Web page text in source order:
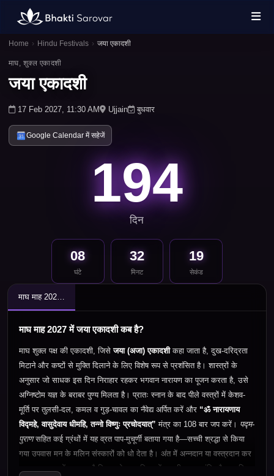
Home › Hindu Festivals › जया एकादशी
माघ, शुक्ल एकादशी
जया एकादशी
17 Feb 2027, 11:30 AM Ujjain बुधवार
Google Calendar में सहेजें
194
दिन
08
घंटे
32
मिनट
19
सेकंड
माघ माह 2027 में जया एकादशी कब है?
माघ माह 2027 में जया एकादशी कब है?
माघ शुक्ल पक्ष की एकादशी ,जिसे जया (अजा) एकादशी कहा जाता है,दुख-दरिद्रता
मिटाने और कष्टों से मुक्ति दिलाने के लिए विशेष रूप से प्रशंसित है। शास्त्रों के
अनुसार जो साधक इस दिन निराहार रहकर भगवान नारायण का पूजन करता है,उसे
अग्निष्टोम यज्ञ के बराबर पुण्य मिलता है। प्रातः स्नान के बाद पीले वस्त्रों में केशव-
मूर्ति पर तुलसी-दल ,कमल व गुड़-चावल का नैवेद्य अर्पित करें और “ॐ नारायणाय
विद्महे,वासुदेवाय धीमहि,तन्नो विष्णुः प्रचोदयात्” मंत्र का 108बार जप करें। पद्म-
पुराण सहित कई ग्रंथों में यह व्रत पाप-मुचूर्णी बताया गया है—सच्ची श्रद्धा से किया
गया उपवास मन के मलिन संस्कारों को धो देता है। अंत में अन्नदान या वस्त्रदान कर
व्रत पारायण करें
मान्यता है कि इससे घर-परिवार में स्थायी सुख
शांति और समृद्धि